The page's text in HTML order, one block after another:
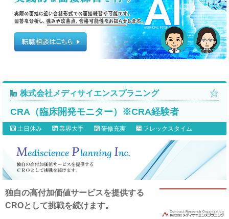
株式会社メディサイエンスプラニング
CRA（臨床開発モニター）※CRA経験者
土日休み 業界大手 研修充実 フレックスタイム
独自の高付加価値サービスを提供する
CROとして挑戦を続けます。